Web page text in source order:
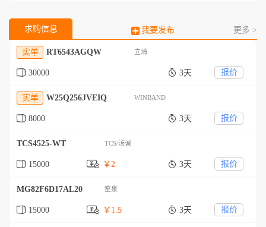
求购信息 我要发布 更多 >
实单 RT6543AGQW 立琦
30000 3天 报价
实单 W25Q256JVEIQ WINBAND
8000 3天 报价
TCS4525-WT TCS/汤诚
15000 ￥2 3天 报价
MG82F6D17AL20 笙泉
15000 ￥1.5 3天 报价